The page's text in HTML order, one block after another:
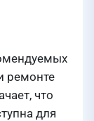
ремонте
что
для